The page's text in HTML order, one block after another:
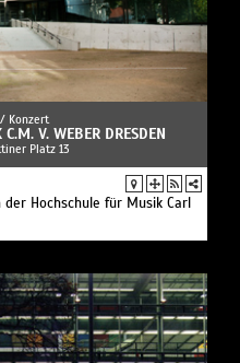
/ Konzert
V. WEBER DRESDEN
Platz 13
Hochschule für Musik Carl